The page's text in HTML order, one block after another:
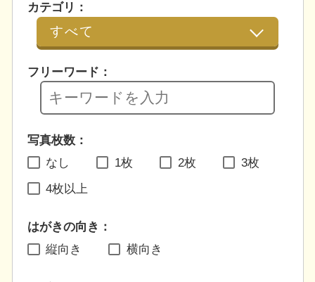
カテゴリ：
フリーワード：
写真枚数：
なし
1枚 2枚 3枚
4枚以上
はがきの向き：
縦向き
横向き